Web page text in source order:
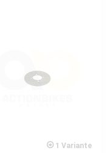
1 Variante